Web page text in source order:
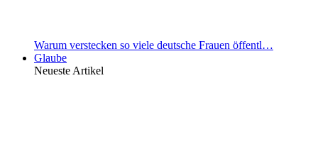
Warum verstecken so viele deutsche Frauen öffentl…
Glaube
Neueste Artikel